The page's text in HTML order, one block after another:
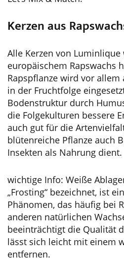
Kerzen aus
Alle Kerzen von Luminlique
europäischem Rapswachs
Rapspflanze wird vor allem
in der Fruchtfolge
Bodenstruktur durch
die Folgekulturen bessere
auch gut für die
blütenreiche Pflanze auch
Insekten als Nahrung dient.
wichtige Info: Weiße
„Frosting“ bezeichnet, ist
Phänomen, das häufig bei
anderen natürlichen
beeinträchtigt die Qualität
lässt sich leicht mit einem
entfernen.